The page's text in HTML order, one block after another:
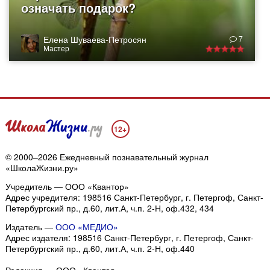
означать подарок?
Елена Шуваева-Петросян
Мастер
7
12+
© 2000–2026 Ежедневный познавательный журнал
«ШколаЖизни.ру»
Учредитель — ООО «Квантор»
Адрес учредителя: 198516 Санкт-Петербург, г. Петергоф, Санкт-
Петербургский пр., д.60, лит.А, ч.п. 2-Н, оф.432, 434
Издатель — ООО «МЕДИО»
Адрес издателя: 198516 Санкт-Петербург, г. Петергоф, Санкт-
Петербургский пр., д.60, лит.А, ч.п. 2-Н, оф.440